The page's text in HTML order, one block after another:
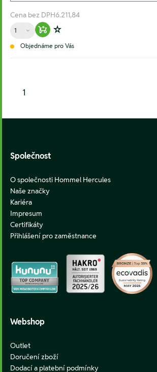
Cena bez DPH6.211,84
Množství
Warenkorb hinzufügen
Zur Wunschliste hinzufügen
Objednáme pro Vás
1
Footer
Společnost
O společnosti Hommel Hercules
Naše značky
Kariéra
Impresum
Certifikáty
Přihlášení pro zaměstnance
Webshop
Outlet
Doručení zboží
Dodací a platební podmínky